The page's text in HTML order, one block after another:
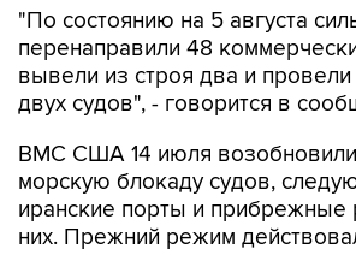
"По состоянию на 5 августа
перенаправили 48
вывели из строя два и
двух судов", - говорится в
ВМС США 14 июля
морскую блокаду судов,
иранские порты и прибрежные
них. Прежний режим